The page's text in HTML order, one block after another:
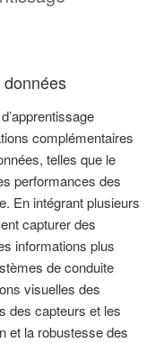
complémentaires
telles que le
performances des
En intégrant plusieurs
capturer des
informations plus
de conduite
visuelles des
des capteurs et les
et la robustesse des